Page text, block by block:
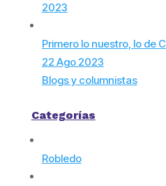
2023
Primero lo nuestro, lo de
22 Ago 2023
Blogs y columnistas
Categorías
Robledo